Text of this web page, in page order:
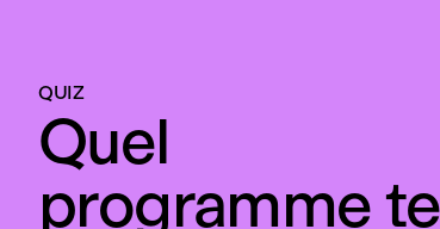
QUIZ
Quel
programme te